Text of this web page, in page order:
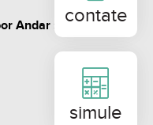
contate
simule
Andar › 5